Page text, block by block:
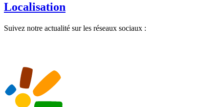
Localisation
Suivez notre actualité sur les réseaux sociaux :